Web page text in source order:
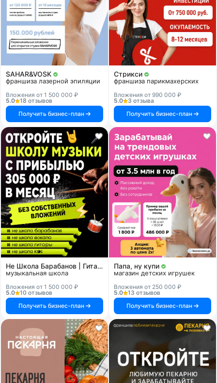
SAHAR&VOSK
франшиза лазерной эпиляции
Вложения от 1 500 000 ₽
5.0
18 отзывов
Получить бизнес-план
Стрикси
франшиза парикмахерских
Вложения от 990 000 ₽
5.0
3 отзыва
Получить бизнес-план
Не Школа Барабанов | Гитары | Вокала | KIDS
музыкальная школа
Вложения от 1 500 000 ₽
5.0
10 отзывов
Получить бизнес-план
Папа, ну купи
магазин детских игрушек
Вложения от 250 000 ₽
5.0
13 отзывов
Получить бизнес-план